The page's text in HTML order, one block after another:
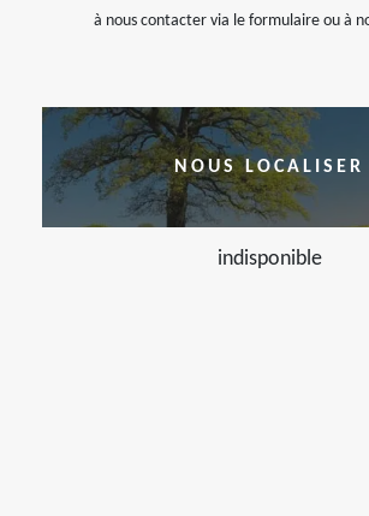
à nous contacter via le formulaire ou à
NOUS LOCALISER
indisponible